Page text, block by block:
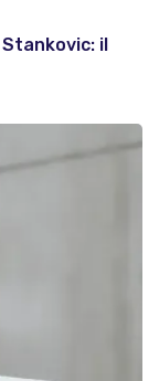
il